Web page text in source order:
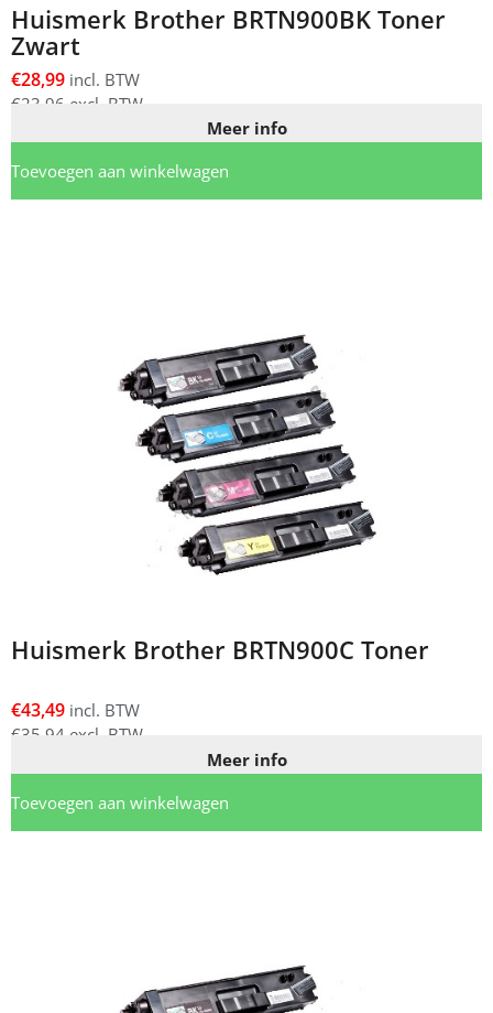
Huismerk Brother BRTN900BK Toner
Zwart
€28,99 incl. BTW
€23,96 excl. BTW
Meer info
Toevoegen aan winkelwagen
Huismerk Brother BRTN900C Toner
€43,49 incl. BTW
€35,94 excl. BTW
Meer info
Toevoegen aan winkelwagen